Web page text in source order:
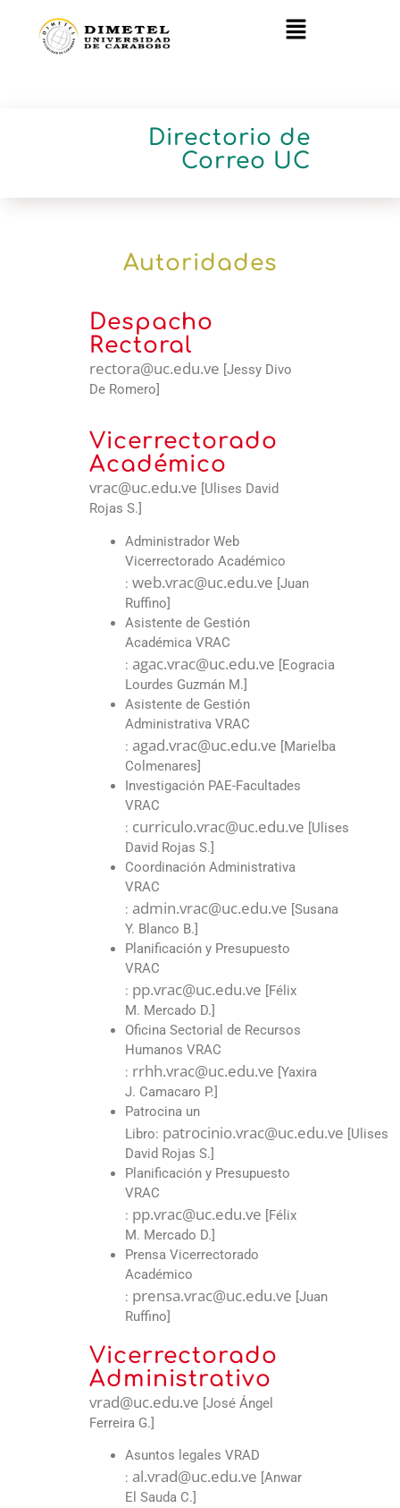
Directorio de
Correo UC
Autoridades
Despacho
Rectoral
rectora@uc.edu.ve [Jessy Divo
De Romero]
Vicerrectorado
Académico
vrac@uc.edu.ve [Ulises David
Rojas S.]
Administrador Web
Vicerrectorado Académico
: web.vrac@uc.edu.ve [Juan
Ruffino]
Asistente de Gestión
Académica VRAC
: agac.vrac@uc.edu.ve [Eogracia
Lourdes Guzmán M.]
Asistente de Gestión
Administrativa VRAC
: agad.vrac@uc.edu.ve [Marielba
Colmenares]
Investigación PAE-Facultades
VRAC
: curriculo.vrac@uc.edu.ve [Ulises
David Rojas S.]
Coordinación Administrativa
VRAC
: admin.vrac@uc.edu.ve [Susana
Y. Blanco B.]
Planificación y Presupuesto
VRAC
: pp.vrac@uc.edu.ve [Félix
M. Mercado D.]
Oficina Sectorial de Recursos
Humanos VRAC
: rrhh.vrac@uc.edu.ve [Yaxira
J. Camacaro P.]
Patrocina un
Libro: patrocinio.vrac@uc.edu.ve [Ulises
David Rojas S.]
Planificación y Presupuesto
VRAC
: pp.vrac@uc.edu.ve [Félix
M. Mercado D.]
Prensa Vicerrectorado
Académico
: prensa.vrac@uc.edu.ve [Juan
Ruffino]
Vicerrectorado
Administrativo
vrad@uc.edu.ve [José Ángel
Ferreira G.]
Asuntos legales VRAD
: al.vrad@uc.edu.ve [Anwar
El Sauda C.]